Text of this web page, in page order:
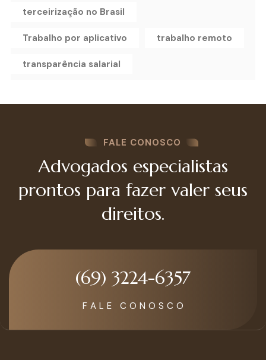
terceirização no Brasil
Trabalho por aplicativo trabalho remoto
transparência salarial
FALE CONOSCO
Advogados especialistas
prontos para fazer valer seus
direitos.
(69) 3224-6357
F A L E C O N O S C O